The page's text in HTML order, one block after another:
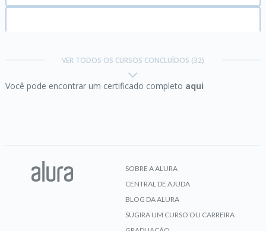
VER TODOS OS CURSOS CONCLUÍDOS (32)
Você pode encontrar um certificado completo aqui
SOBRE A ALURA
CENTRAL DE AJUDA
BLOG DA ALURA
SUGIRA UM CURSO OU CARREIRA